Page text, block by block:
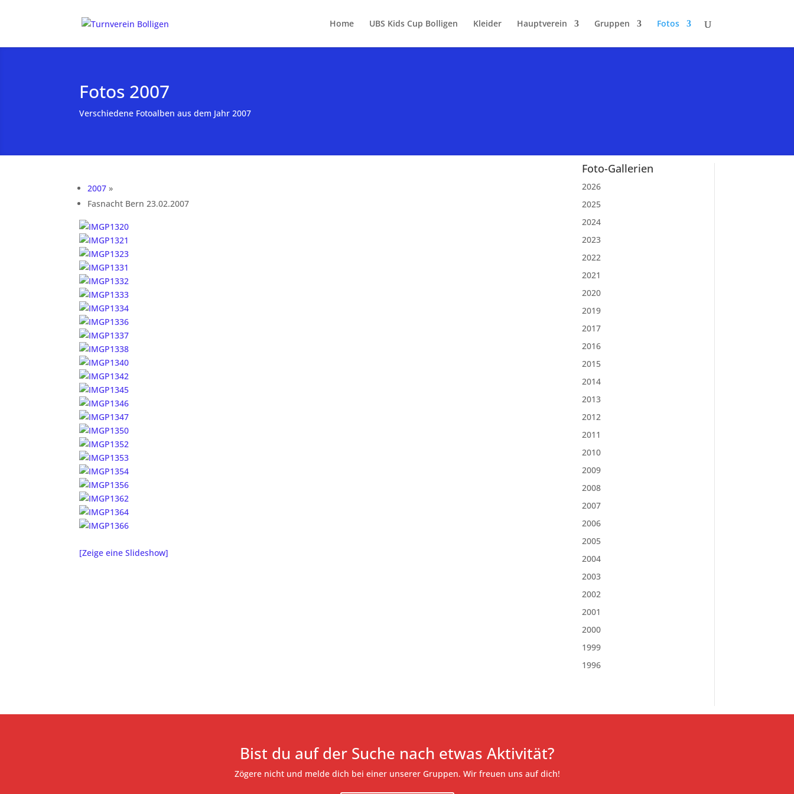
Home UBS Kids Cup Bolligen Kleider Hauptverein Gruppen Fotos
Fotos 2007
Verschiedene Fotoalben aus dem Jahr 2007
2007 »
Fasnacht Bern 23.02.2007
[Zeige eine Slideshow]
Foto-Gallerien
2026
2025
2024
2023
2022
2021
2020
2019
2017
2016
2015
2014
2013
2012
2011
2010
2009
2008
2007
2006
2005
2004
2003
2002
2001
2000
1999
1996
Bist du auf der Suche nach etwas Aktivität?
Zögere nicht und melde dich bei einer unserer Gruppen. Wir freuen uns auf dich!